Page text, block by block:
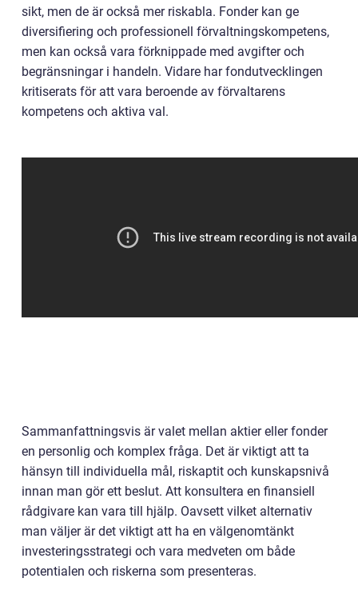
sikt, men de är också mer riskabla. Fonder kan ge
diversifiering och professionell förvaltningskompetens,
men kan också vara förknippade med avgifter och
begränsningar i handeln. Vidare har fondutvecklingen
kritiserats för att vara beroende av förvaltarens
kompetens och aktiva val.
Sammanfattningsvis är valet mellan aktier eller fonder
en personlig och komplex fråga. Det är viktigt att ta
hänsyn till individuella mål, riskaptit och kunskapsnivå
innan man gör ett beslut. Att konsultera en finansiell
rådgivare kan vara till hjälp. Oavsett vilket alternativ
man väljer är det viktigt att ha en välgenomtänkt
investeringsstrategi och vara medveten om både
potentialen och riskerna som presenteras.